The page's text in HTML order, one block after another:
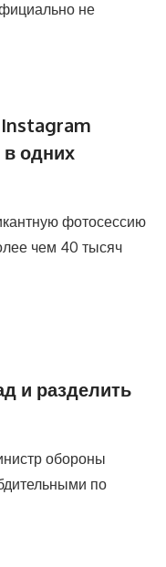
не
одних
фотосессию
чем 40 тысяч
и разделить
обороны
по